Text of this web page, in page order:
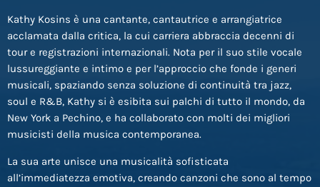
Kathy Kosins è una cantante, cantautrice e arrangiatrice
acclamata dalla critica, la cui carriera abbraccia decenni di
tour e registrazioni internazionali. Nota per il suo stile vocale
lussureggiante e intimo e per l’approccio che fonde i generi
musicali, spaziando senza soluzione di continuità tra jazz,
soul e R&B, Kathy si è esibita sui palchi di tutto il mondo, da
New York a Pechino, e ha collaborato con molti dei migliori
musicisti della musica contemporanea.
La sua arte unisce una musicalità sofisticata
all’immediatezza emotiva, creando canzoni che sono al tempo